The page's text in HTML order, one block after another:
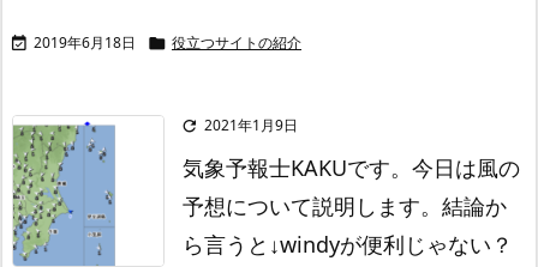
 2019年6月18日  役立つサイトの紹介
 2021年1月9日
気象予報士KAKUです。今日は風の
予想について説明します。結論か
ら言うと ↓windyが便利じゃない？